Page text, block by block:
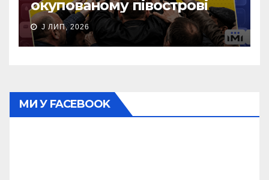
окупованому півострові
J ЛИП, 2026
МИ У FACEBOOK